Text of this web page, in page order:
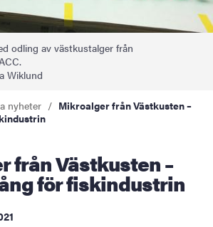
odling av västkustalger från
Wiklund
nyheter
Mikroalger från Västkusten –
för fiskindustrin